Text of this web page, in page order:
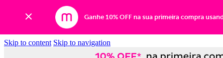
Ganhe 10% OFF na sua primeira compra
Skip to content Skip to navigation